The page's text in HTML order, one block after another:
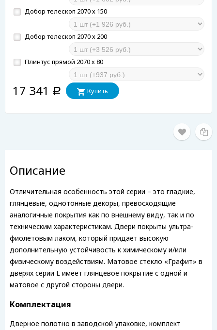
Добор телескоп 2070 х 150
Добор телескоп 2070 х 200
Плинтус прямой 2070 х 80
17 341 Р Купить
Описание
Отличительная особенность этой серии – это гладкие,
глянцевые, однотонные декоры, превосходящие
аналогичные покрытия как по внешнему виду, так и по
техническим характеристикам. Двери покрыты ультра-
фиолетовым лаком, который придает высокую
дополнительную устойчивость к химическому и/или
физическому воздействиям. Матовое стекло «Графит» в
дверях серии L имеет глянцевое покрытие с одной и
матовое с другой стороны двери.
Комплектация
Дверное полотно в заводской упаковке, комплект